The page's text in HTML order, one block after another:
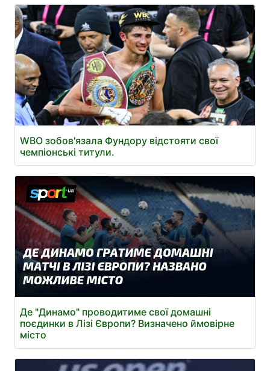
WBO зобов'язала Фундору відстояти свої
чемпіонські титули.
Де "Динамо" проводитиме свої домашні
поєдинки в Лізі Європи? Визначено ймовірне
місто